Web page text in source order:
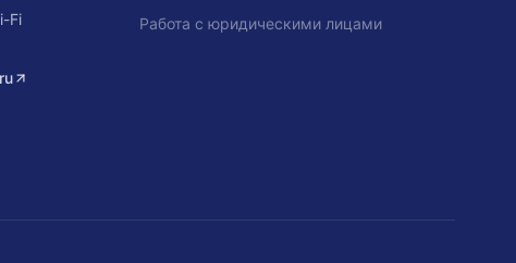
Fi
Работа с юридическими лицами